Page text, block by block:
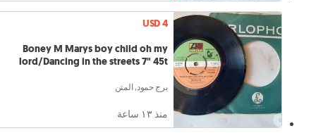
USD 4
Boney M Marys boy child oh my
lord/Dancing in the streets 7" 45t
برج حمود, المتن
منذ ١٣ ساعة